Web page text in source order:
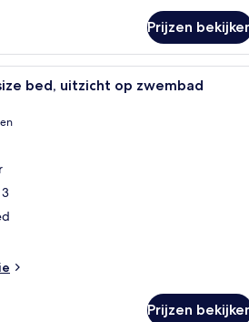
Prijzen
Een moderne hotelkamer
bed, uitzicht op zwembad
Prijzen